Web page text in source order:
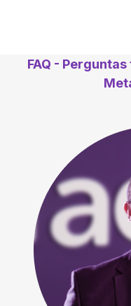
FAQ -